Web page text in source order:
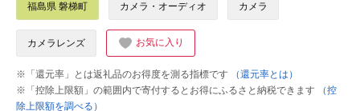
福島県 磐梯町 カメラ・オーディオ カメラ
カメラレンズ お気に入り
※「還元率」とは返礼品のお得度を測る指標です
（還元率とは）
※「控除上限額」の範囲内で寄付するとお得にふるさと納税できます
（控
除上限額を調べる）